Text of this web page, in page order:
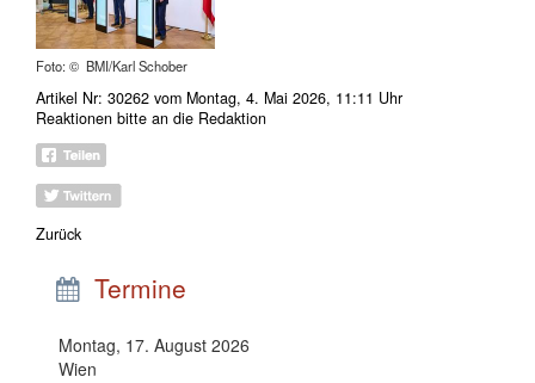
Foto: © BMI/Karl Schober
Artikel Nr: 30262 vom Montag, 4. Mai 2026, 11:11 Uhr
Reaktionen bitte an die Redaktion
Zurück
Termine
Montag, 17. August 2026
Wien